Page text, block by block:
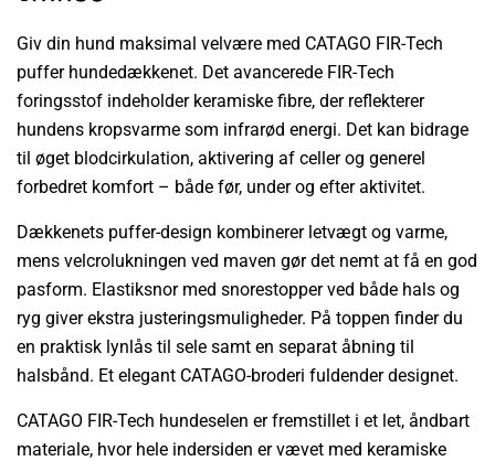
Giv din hund maksimal velvære med CATAGO FIR-Tech
puffer hundedækkenet. Det avancerede FIR-Tech
foringsstof indeholder keramiske fibre, der reflekterer
hundens kropsvarme som infrarød energi. Det kan bidrage
til øget blodcirkulation, aktivering af celler og generel
forbedret komfort – både før, under og efter aktivitet.
Dækkenets puffer-design kombinerer letvægt og varme,
mens velcrolukningen ved maven gør det nemt at få en god
pasform. Elastiksnor med snorestopper ved både hals og
ryg giver ekstra justeringsmuligheder. På toppen finder du
en praktisk lynlås til sele samt en separat åbning til
halsbånd. Et elegant CATAGO-broderi fuldender designet.
CATAGO FIR-Tech hundeselen er fremstillet i et let, åndbart
materiale, hvor hele indersiden er vævet med keramiske